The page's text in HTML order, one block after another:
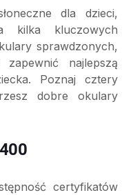
dla dzieci,
kilka kluczowych
sprawdzonych,
najlepszą
Poznaj cztery
dobre okulary
certyfikatów